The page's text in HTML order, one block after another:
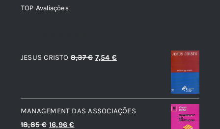
TOP Avaliações
JESUS CRISTO 8,37€ O
era:
8,37 €.
7,54 €O
é:
7,54 €.
MANAGEMENT DAS ASSOCIAÇÕES
18,85€ O
16,96€